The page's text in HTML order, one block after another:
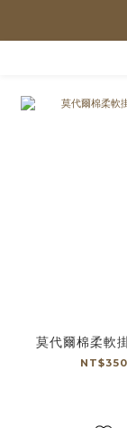
莫代爾棉柔軟
NT$350